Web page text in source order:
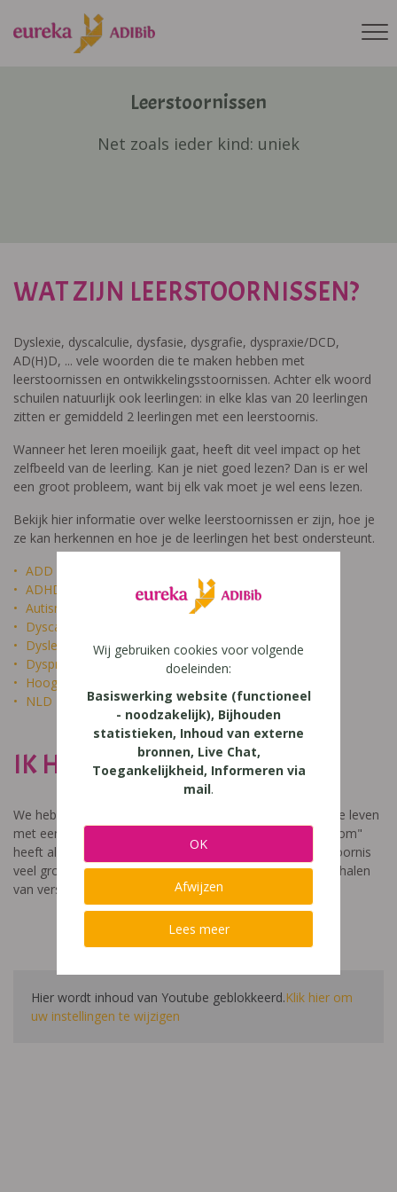
Leerstoornissen
Net zoals ieder kind: uniek
WAT ZIJN LEERSTOORNISSEN?
Dyslexie, dyscalculie, dysfasie, dysgrafie, dyspraxie/DCD,
AD(H)D, ... vele woorden die te maken hebben met
leerstoornissen en ontwikkelingsstoornissen. Achter elk woord
schuilen natuurlijk ook leerlingen: in elke klas van 20 leerlingen
zitten er gemiddeld 2 leerlingen met een leerstoornis.
Wanneer het leren moeilijk gaat, heeft dit veel impact op het
zelfbeeld van de leerling. Kan je niet goed lezen? Dan is er wel
een groot probleem, want bij elk vak moet je wel eens lezen.
Bekijk hier informatie over welke leerstoornissen er zijn, hoe je
ze kan herkennen en hoe je de leerlingen het best ondersteunt.
ADD
ADHD
Autisme
Dyscalculie
Dyslexie
Dyspraxie
Hoogbegaafdheid
NLD
IK HEET NIET DOM
We hebben een video gemaakt die toont hoe het is om te leven
met een leerstoornis. De film met als titel: "Ik heet niet dom"
heeft als doel aan te tonen dat de impact van een leerstoornis
veel groter is dan enkel wat je ziet in de klas. Je hoort verhalen
van verschillende leerlingen en ouders.
Hier wordt inhoud van Youtube geblokkeerd.Klik hier om
uw instellingen te wijzigen
Wij gebruiken cookies voor volgende
doeleinden:
Basiswerking website (functioneel
- noodzakelijk), Bijhouden
statistieken, Inhoud van externe
bronnen, Live Chat,
Toegankelijkheid, Informeren via
mail.
OK
Afwijzen
Lees meer